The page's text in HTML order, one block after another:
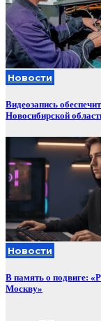
Новости
Видеозапись
Новосибирской
Новости
В память о подвиге:
Москву»